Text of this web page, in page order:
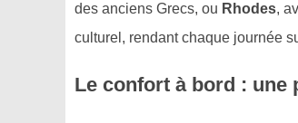
des anciens Grecs, ou Rhodes,
culturel, rendant chaque journée
Le confort à bord : une